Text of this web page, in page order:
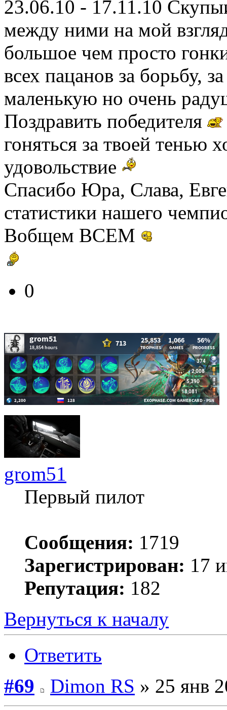
23.06.10 - 17.11.10
между ними на мой
большое чем просто
всех пацанов за борьбу,
маленькую но очень
Поздравить победителя
гоняться за твоей тенью
удовольствие
Спасибо Юра, Слава,
статистики нашего
Вобщем ВСЕМ
0
grom51
Первый пилот
Сообщения: 1719
Зарегистрирован: 17
Репутация: 182
Вернуться к началу
Ответить
#69
Dimon RS » 25 янв